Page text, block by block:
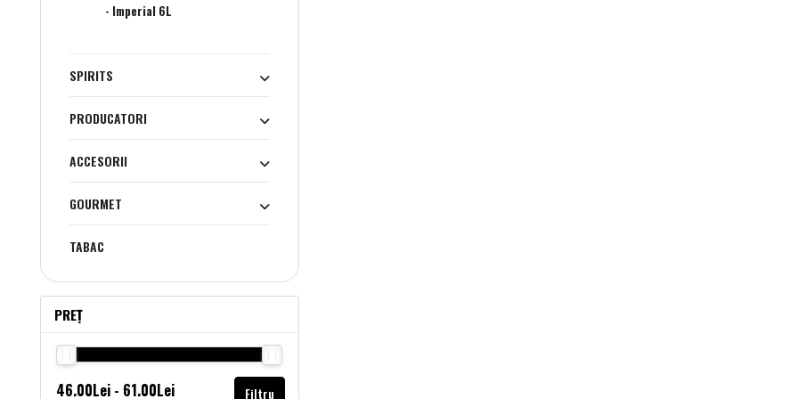
- Imperial 6L
SPIRITS
PRODUCATORI
ACCESORII
GOURMET
TABAC
PREȚ
Filtru